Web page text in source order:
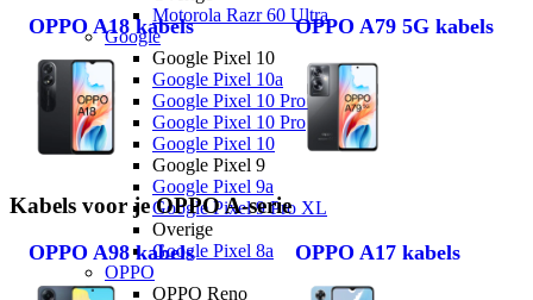
Motorola Razr 60 Ultra
Google
Google Pixel 10
Google Pixel 10a
Google Pixel 10 Pro XL
Google Pixel 10 Pro
Google Pixel 10
Google Pixel 9
Google Pixel 9a
Google Pixel 9 Pro XL
Overige
Google Pixel 8a
OPPO
OPPO Reno
OPPO A18 kabels OPPO A79 5G kabels
Kabels voor je OPPO A-serie
OPPO A98 kabels OPPO A17 kabels